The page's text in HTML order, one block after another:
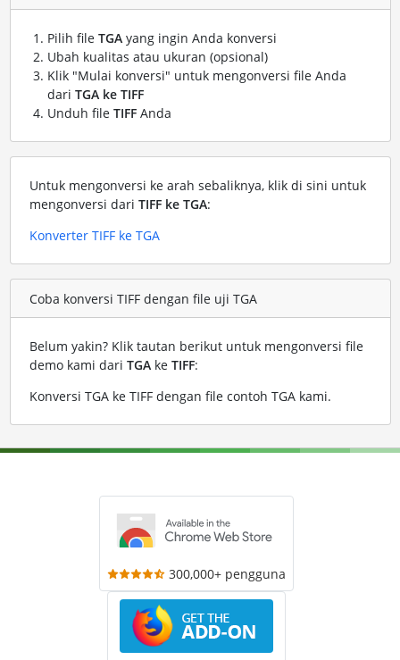
Pilih file TGAyang ingin Anda konversi
Ubah kualitas atau ukuran (opsional)
Klik "Mulai konversi" untuk mengonversi file Anda
dari TGA ke TIFF
Unduh file TIFFAnda
Untuk mengonversi ke arah sebaliknya, klik di sini untuk
mengonversi dari TIFF ke TGA:
Konverter TIFF ke TGA
Coba konversi TIFF dengan file uji TGA
Belum yakin? Klik tautan berikut untuk mengonversi file
demo kami dari TGAke TIFF:
Konversi TGA ke TIFF dengan file contoh TGA kami.
300,000+ pengguna